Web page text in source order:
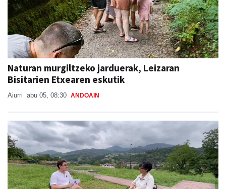
Naturan murgiltzeko jarduerak, Leizaran
Bisitarien Etxearen eskutik
Aiurri abu 05, 08:30 ANDOAIN